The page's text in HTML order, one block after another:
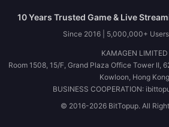
10 Years Trusted Game & Live
Since 2016 | 5,000,000+
KAMAGEN LIMITED
Room 1508, 15/F, Grand Plaza Office Tower II,
Kowloon, Hong Kong
BUSINESS COOPERATION:
© 2016-2026 BitTopup. All